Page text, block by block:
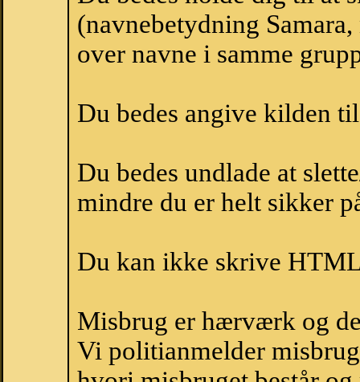
(navnebetydning
over navne i samme
Du bedes angive kilden
Du bedes undlade at
mindre du er helt sikker
Du kan ikke skrive
Misbrug er hærværk og
Vi politianmelder